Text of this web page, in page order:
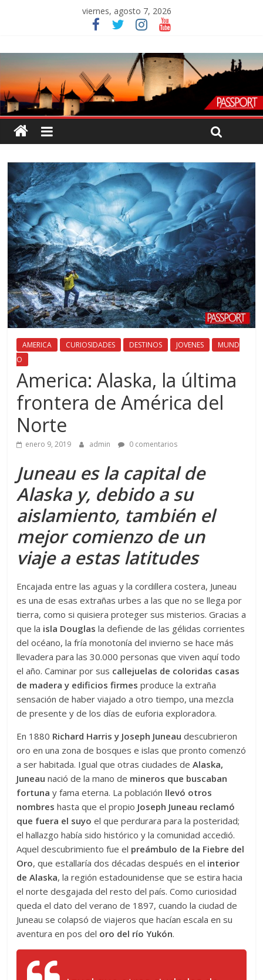
viernes, agosto 7, 2026
AMERICA CURIOSIDADES DESTINOS JOVENES
MUND
O
America: Alaska, la última
frontera de América del
Norte
enero 9, 2019 admin 0 comentarios
Juneau es la capital de
Alaska y, debido a su
aislamiento, también el
mejor comienzo de un
viaje a estas latitudes
Encajada entre las aguas y la cordillera costera, Juneau
es una de esas extrañas urbes a las que no se llega por
tierra, como si quisiera proteger sus misterios. Gracias a
que la isla Douglas la defiende de las gélidas corrientes
del océano, la fría monotonía del invierno se hace más
llevadera para las 30.000 personas que viven aquí todo
el año. Caminar por sus callejuelas de coloridas casas
de madera y edificios firmes produce la extraña
sensación de haber viajado a otro tiempo, una mezcla
de presente y de los días de euforia exploradora.
En 1880 Richard Harris y Joseph Juneau descubrieron
oro en una zona de bosques e islas que pronto comenzó
a ser habitada. Igual que otras ciudades deAlaska,
Juneau nació de la mano de mineros que buscaban
fortunay fama eterna. La población llevó otros
nombres hasta que el propio Joseph Juneau reclamó
que fuera el suyoel que perdurara para la posteridad;
el hallazgo había sido histórico y la comunidad accedió.
Aquel descubrimiento fue el preámbulo de la Fiebre del
Oro, que estallaría dos décadas después en el interior
de Alaska, la región estadounidense que se estira hacia
el norte desgajada del resto del país. Como curiosidad
queda el dato del verano de 1897, cuando la ciudad de
Juneau se colapsó de viajeros que hacían escala en su
aventura en pos del oro del río Yukón.